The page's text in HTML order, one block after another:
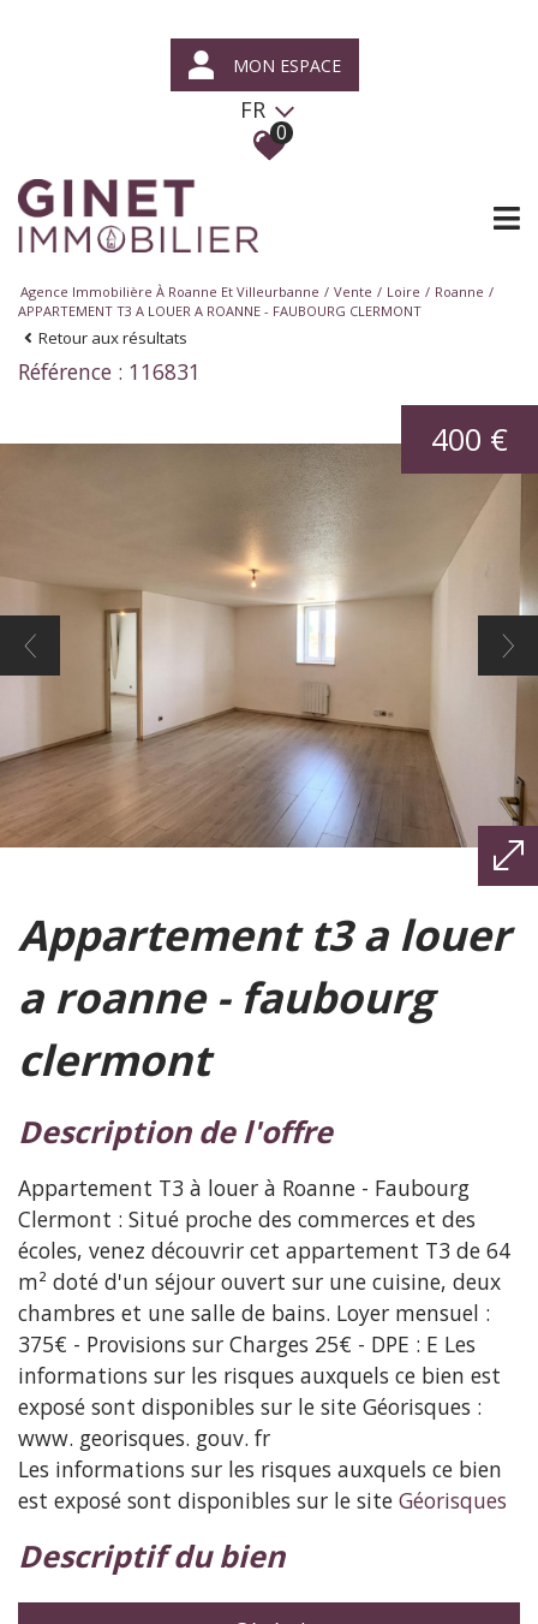
MON ESPACE
FR
0
Agence Immobilière À Roanne Et Villeurbanne Vente Loire
Roanne
APPARTEMENT T3 A LOUER A ROANNE - FAUBOURG CLERMONT
Retour aux résultats
Référence : 116831
400 €
appartement t3 a louer
a roanne - faubourg
clermont
description de l'offre
Appartement T3 à louer à Roanne - Faubourg
Clermont : Situé proche des commerces et des
écoles, venez découvrir cet appartement T3 de 64
m² doté d'un séjour ouvert sur une cuisine, deux
chambres et une salle de bains. Loyer mensuel :
375€ - Provisions sur Charges 25€ - DPE : E Les
informations sur les risques auxquels ce bien est
exposé sont disponibles sur le site Géorisques :
www. georisques. gouv. fr
Les informations sur les risques auxquels ce bien
est exposé sont disponibles sur le site Géorisques
descriptif du bien